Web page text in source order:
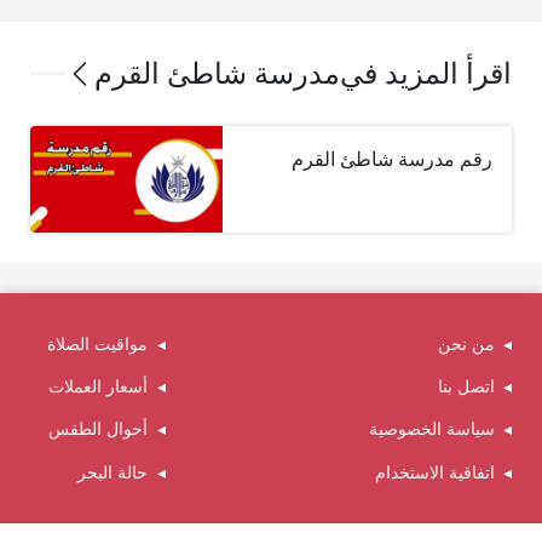
اقرأ المزيد فيمدرسة شاطئ القرم
رقم مدرسة شاطئ القرم
من نحن
اتصل بنا
سياسة الخصوصية
اتفاقية الاستخدام
مواقيت الصلاة
أسعار العملات
أحوال الطقس
حالة البحر